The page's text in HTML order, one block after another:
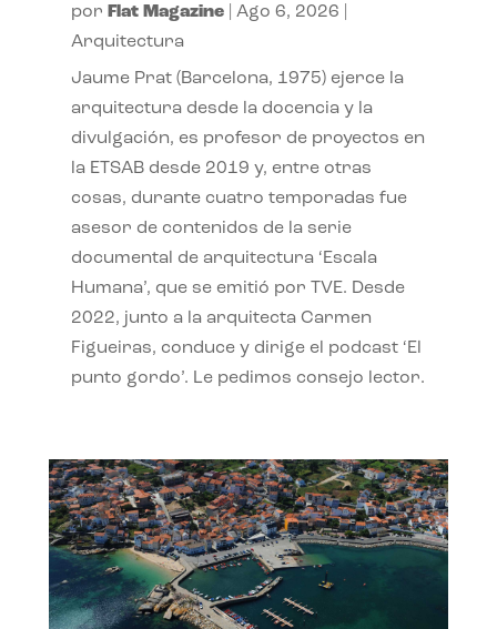
por Flat Magazine| Ago 6, 2026
Arquitectura
Jaume Prat (Barcelona, 1975) ejerce la
arquitectura desde la docencia y la
divulgación, es profesor de proyectos en
la ETSAB desde 2019 y, entre otras
cosas, durante cuatro temporadas fue
asesor de contenidos de la serie
documental de arquitectura ‘Escala
Humana’, que se emitió por TVE. Desde
2022, junto a la arquitecta Carmen
Figueiras, conduce y dirige el podcast ‘El
punto gordo’. Le pedimos consejo lector.